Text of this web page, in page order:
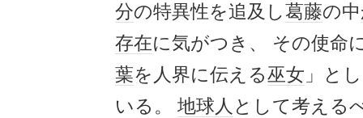
分の特異性を追及し葛藤の中
存在に気がつき、 その使命
葉を人界に伝える巫女 」と
いる。 地球人 として考える